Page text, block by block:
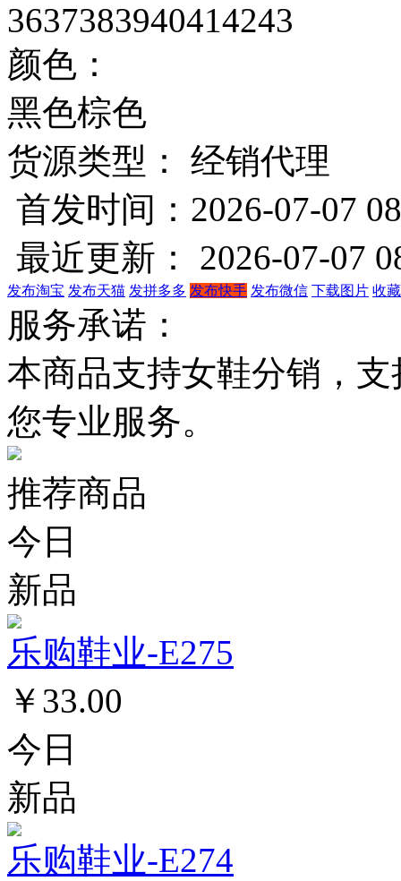
3637383940414243
颜色：
黑色棕色
货源类型： 经销代理
首发时间：2026-07-07
最近更新： 2026-07-07
发布淘宝 发布天猫 发拼多多 发布快手 发布微信 下载图片 收
服务承诺：
本商品支持女鞋分销，
您专业服务。
推荐商品
今日
新品
乐购鞋业-E275
￥33.00
今日
新品
乐购鞋业-E274